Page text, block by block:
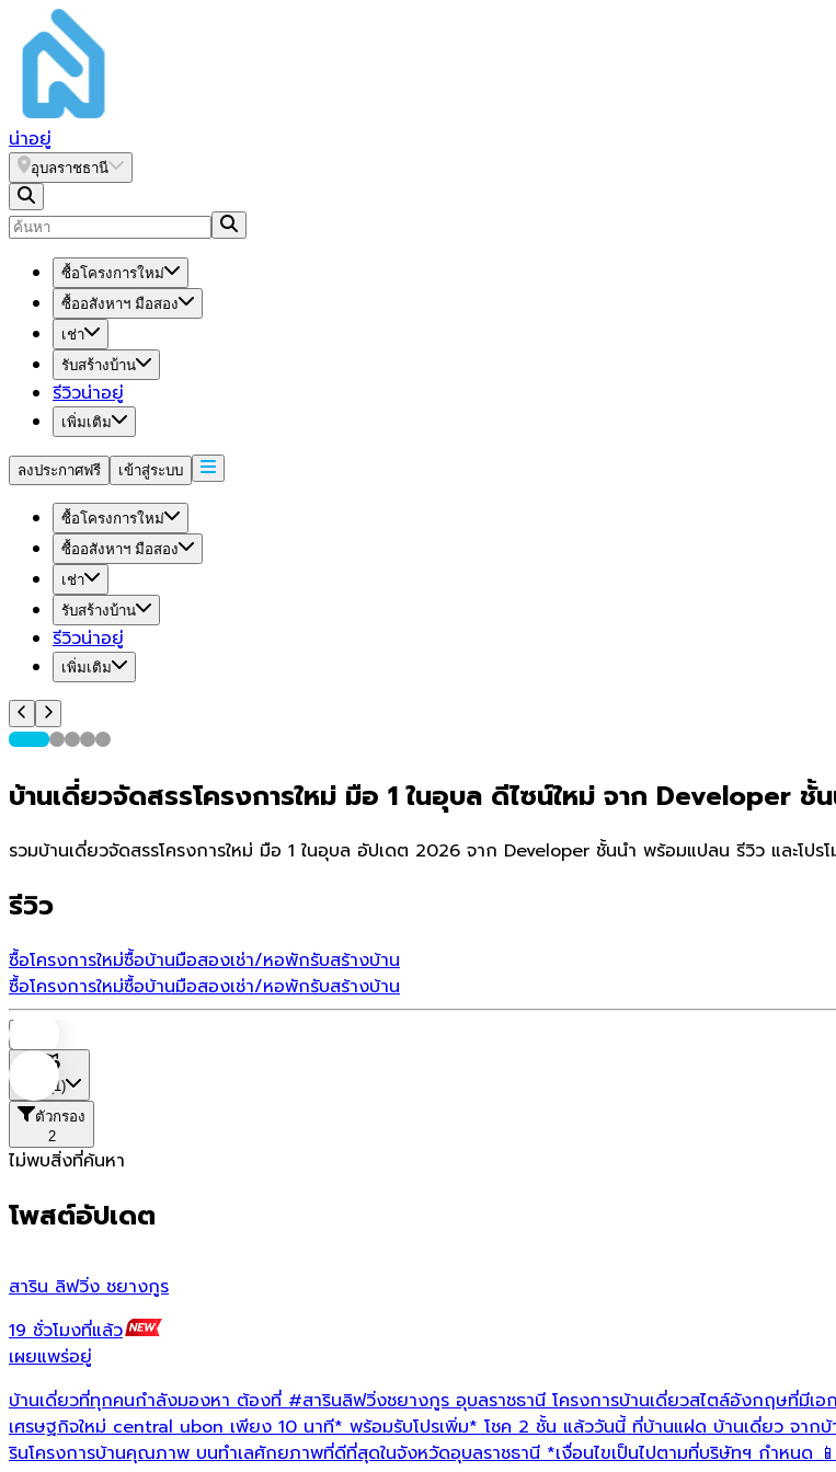
น่าอยู่
อุบลราชธานี
ซื้อโครงการใหม่
ซื้ออสังหาฯ มือสอง
เช่า
รับสร้างบ้าน
รีวิวน่าอยู่
เพิ่มเติม
ลงประกาศฟรี เข้าสู่ระบบ
ซื้อโครงการใหม่
ซื้ออสังหาฯ มือสอง
เช่า
รับสร้างบ้าน
รีวิวน่าอยู่
เพิ่มเติม
บ้านเดี่ยวจัดสรรโครงการใหม่ มือ 1 ในอุบล ดีไซน์ใหม่ จาก Developer ชั้
รวมบ้านเดี่ยวจัดสรรโครงการใหม่ มือ 1 ในอุบล อัปเดต 2026 จาก Developer ชั้นนำ พร้อมแปลน รีวิว และโป
รีวิว
ซื้อโครงการใหม่ซื้อบ้านมือสองเช่า/หอพักรับสร้างบ้าน
ซื้อโครงการใหม่ซื้อบ้านมือสองเช่า/หอพักรับสร้างบ้าน
(1)
ตัวกรอง
2
ไม่พบสิ่งที่ค้นหา
โพสต์อัปเดต
สาริน ลิฟวิ่ง ชยางกูร
19 ชั่วโมงที่แล้ว
เผยแพร่อยู่
บ้านเดี่ยวที่ทุกคนกำลังมองหา ต้องที่#สารินลิฟวิ่งชยางกูรอุบลราชธานี โครงการบ้านเดี่ยวสไตล์อังกฤษที่มีเ
เศรษฐกิจใหม่ central ubon เพียง 10 นาที* พร้อมรับโปรเพิ่ม* โชค 2 ชั้น แล้ววันนี้ ที่บ้านแฝด บ้านเดี่ยว จาก
รินโครงการบ้านคุณภาพ บนทำเลศักยภาพที่ดีที่สุดในจังหวัดอุบลราชธานี *เงื่อนไขเป็นไปตามที่บริษัทฯ กำหนด